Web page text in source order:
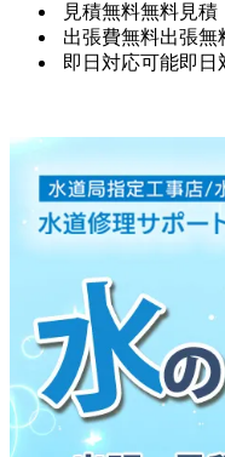
見積無料無料見積
出張費無料出張無
即日対応可能即日